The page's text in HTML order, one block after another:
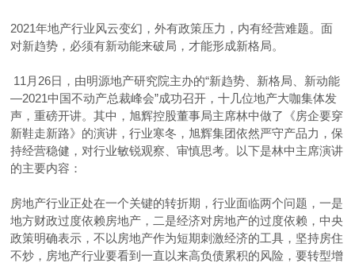
2021年地产行业风云变幻，外有政策压力，内有经营难题。面
对新趋势，必须有新动能来破局，才能形成新格局。
11月26日，由明源地产研究院主办的“新趋势、新格局、新动能
—2021中国不动产总裁峰会”成功召开，十几位地产大咖集体发
声，重磅开讲。其中，旭辉控股董事局主席林中做了《房企要穿
新鞋走新路》的演讲，行业寒冬，旭辉集团依然严守产品力，保
持经营稳健，对行业敏锐观察、审慎思考。以下是林中主席演讲
的主要内容：
房地产行业正处在一个关键的转折期，行业面临两个问题，一是
地方财政过度依赖房地产，二是经济对房地产的过度依赖，中央
政策明确表示，不以房地产作为短期刺激经济的工具，坚持房住
不炒，房地产行业要看到一直以来高负债累积的风险，要转型增